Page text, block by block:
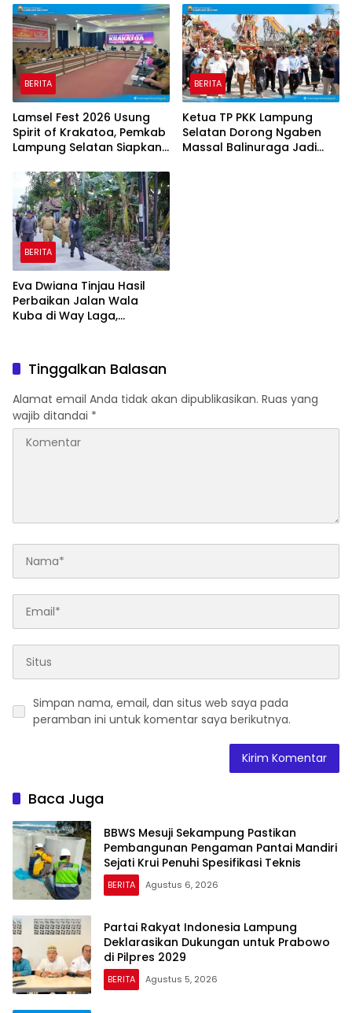
Pertanahan
BERITA
Lamsel Fest 2026 Usung
Spirit of Krakatoa, Pemkab
Lampung Selatan Siapkan
BERITA
Ketua TP PKK Lampung
Selatan Dorong Ngaben
Massal Balinuraga Jadi
BERITA
Eva Dwiana Tinjau Hasil
Perbaikan Jalan Wala
Kuba di Way Laga,
Tinggalkan Balasan
Alamat email Anda tidak akan dipublikasikan. Ruas yang
wajib ditandai *
Simpan nama, email, dan situs web saya pada
peramban ini untuk komentar saya berikutnya.
Baca Juga
BBWS Mesuji Sekampung Pastikan
Pembangunan Pengaman Pantai Mandiri
Sejati Krui Penuhi Spesifikasi Teknis
BERITA Agustus 6, 2026
Partai Rakyat Indonesia Lampung
Deklarasikan Dukungan untuk Prabowo
di Pilpres 2029
BERITA Agustus 5, 2026